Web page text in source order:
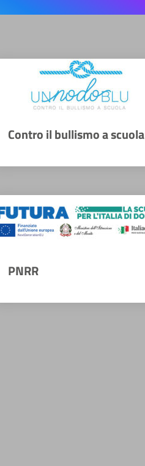
Contro il bullismo a scuola
PNRR